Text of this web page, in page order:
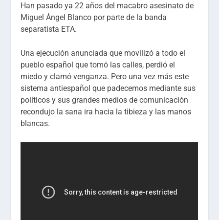
Han pasado ya 22 años del macabro asesinato de
Miguel Ángel Blanco por parte de la banda
separatista ETA.
Una ejecución anunciada que movilizó a todo el
pueblo español que tomó las calles, perdió el
miedo y clamó venganza. Pero una vez más este
sistema antiespañol que padecemos mediante sus
políticos y sus grandes medios de comunicación
recondujo la sana ira hacia la tibieza y las manos
blancas.